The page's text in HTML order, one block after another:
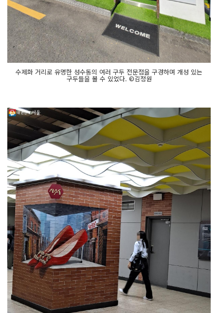
수제화 거리로 유명한 성수동의 여러 구두 전문점을 구경하며 개성 있는
구두들을 볼 수 있었다. ©김정원